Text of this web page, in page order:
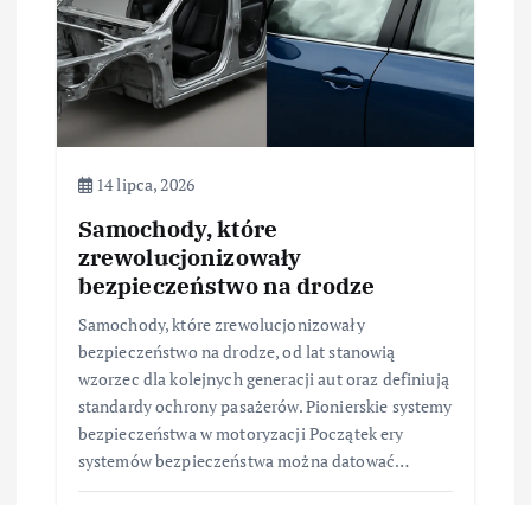
s
u
14 lipca, 2026
Samochody, które
zrewolucjonizowały
bezpieczeństwo na drodze
Samochody, które zrewolucjonizowały
bezpieczeństwo na drodze, od lat stanowią
wzorzec dla kolejnych generacji aut oraz definiują
standardy ochrony pasażerów. Pionierskie systemy
bezpieczeństwa w motoryzacji Początek ery
systemów bezpieczeństwa można datować…